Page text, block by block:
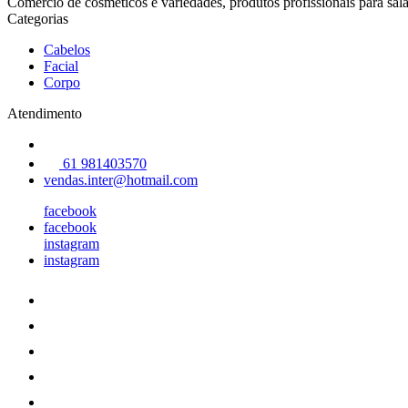
Categorias
Cabelos
Facial
Corpo
Atendimento
61 981403570
vendas.inter@hotmail.com
facebook
facebook
instagram
instagram